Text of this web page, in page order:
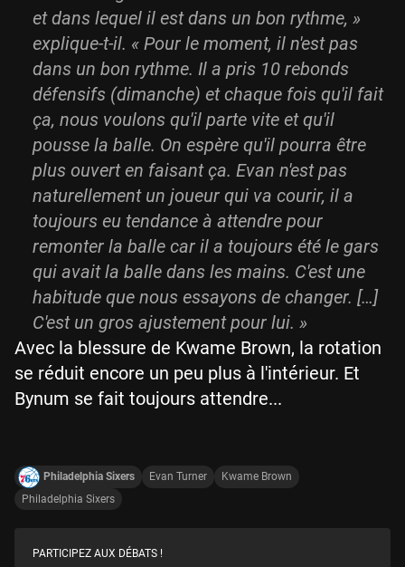
et dans lequel il est dans un bon rythme, »
explique-t-il. « Pour le moment, il n'est pas
dans un bon rythme. Il a pris 10 rebonds
défensifs (dimanche) et chaque fois qu'il fait
ça, nous voulons qu'il parte vite et qu'il
pousse la balle. On espère qu'il pourra être
plus ouvert en faisant ça. Evan n'est pas
naturellement un joueur qui va courir, il a
toujours eu tendance à attendre pour
remonter la balle car il a toujours été le gars
qui avait la balle dans les mains. C'est une
habitude que nous essayons de changer. […]
C'est un gros ajustement pour lui. »
Avec la blessure de Kwame Brown, la rotation
se réduit encore un peu plus à l'intérieur. Et
Bynum se fait toujours attendre...
Philadelphia Sixers Evan Turner
Kwame Brown
Philadelphia Sixers
PARTICIPEZ AUX DÉBATS !